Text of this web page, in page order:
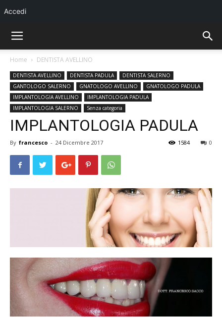
Home DENTISTA AVELLINO
DENTISTA AVELLINO DENTISTA PADULA
DENTISTA SALERNO
GANTOLOGO SALERNO
GNATOLOGO AVELLINO
GNATOLOGO PADULA
IMPLANTOLOGIA AVELLINO
IMPLANTOLOGIA PADULA
IMPLANTOLOGIA SALERNO
Senza categoria
IMPLANTOLOGIA PADULA
By francesco - 24 Dicembre 2017 0
1584
Accedi